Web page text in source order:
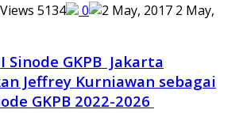
5134 0
2 May,
Sinode GKPB Jakarta
Jeffrey Kurniawan sebagai
GKPB 2022-2026